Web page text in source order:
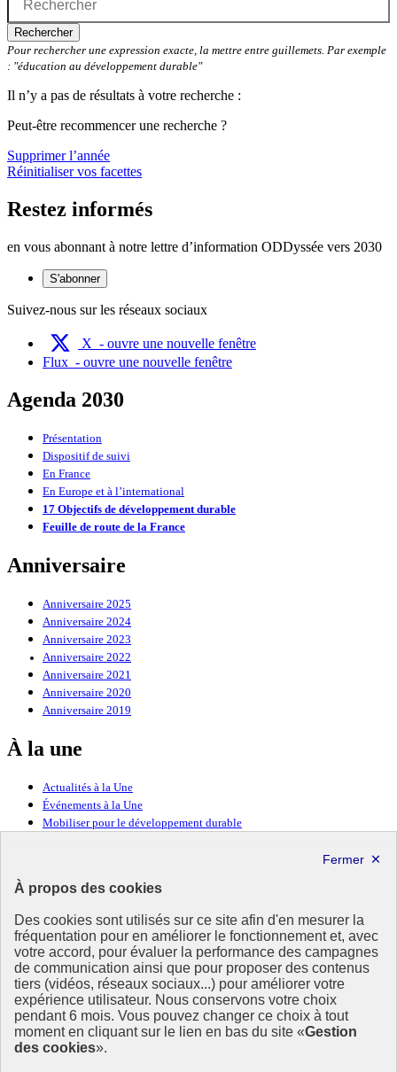
À propos des cookies
Des cookies sont utilisés sur ce site afin d'en mesurer la
fréquentation pour en améliorer le fonctionnement et, avec
votre accord, pour évaluer la performance des campagnes
de communication ainsi que pour proposer des contenus
tiers (vidéos, réseaux sociaux...) pour améliorer votre
expérience utilisateur. Nous conservons votre choix
pendant 6 mois. Vous pouvez changer ce choix à tout
moment en cliquant sur le lien en bas du site «Gestion
des cookies».
Rechercher
Pour rechercher une expression exacte, la mettre entre guillemets. Par exemple
: "éducation au développement durable"
Il n’y a pas de résultats à votre recherche :
Peut-être recommencer une recherche ?
Supprimer l’année
Réinitialiser vos facettes
Restez informés
en vous abonnant à notre lettre d’information ODDyssée vers 2030
S'abonner
Suivez-nous sur les réseaux sociaux
X - ouvre une nouvelle fenêtre
Flux - ouvre une nouvelle fenêtre
Agenda 2030
Présentation
Dispositif de suivi
En France
En Europe et à l’international
17 Objectifs de développement durable
Feuille de route de la France
Anniversaire
Anniversaire 2025
Anniversaire 2024
Anniversaire 2023
Anniversaire 2022
Anniversaire 2021
Anniversaire 2020
Anniversaire 2019
À la une
Actualités à la Une
Événements à la Une
Mobiliser pour le développement durable
Ressources
Ressources
La Méth’ODD
Gouvernement
Ce site propose l’information de référence concernant l’Agenda
2030 et la feuille de route de la France. Il valorise la mobilisation de
tous les acteurs.